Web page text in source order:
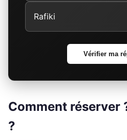
Rafiki
Vérifier ma
Comment réserver
?